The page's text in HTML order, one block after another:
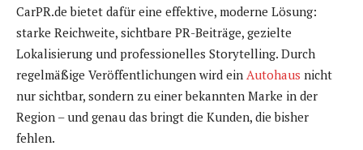
CarPR.de bietet dafür eine effektive, moderne Lösung:
starke Reichweite, sichtbare PR-Beiträge, gezielte
Lokalisierung und professionelles Storytelling. Durch
regelmäßige Veröffentlichungen wird ein Autohaus nicht
nur sichtbar, sondern zu einer bekannten Marke in der
Region – und genau das bringt die Kunden, die bisher
fehlen.